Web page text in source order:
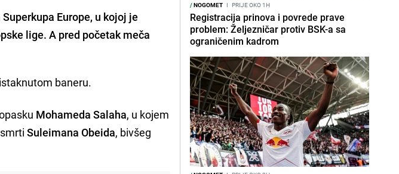
Europe, u kojoj je
lige. A pred početak meča
baneru.
Mohameda Salaha, u kojem
smrtiSuleimana Obeida, bivšeg
/NOGOMET I PRIJE OKO 1H
Registracija prinova i povrede prave
problem: Željezničar protiv BSK-a sa
ograničenim kadrom